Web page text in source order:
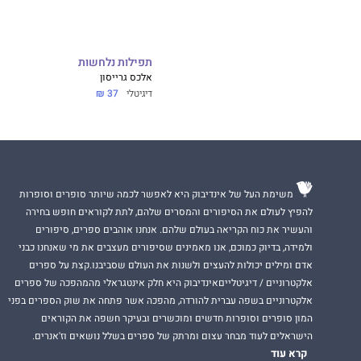
תפילות נלחשות
אלכס גרייסון
דיגיטלי 37 ₪
משימת העל של אינדיבוק היא לאפשר לכמה שיותר סופרים וסופרות
להפיץ לעולם את הסיפורים והמסרים שלהם, לתת לקוראים חופש בחירה
והעשיר את כוח הקריאה בעולם שלהם. אנחנו אוהבים ספרים, סיפורים
ולמידה, בדיוק כמוכם, אנו מאמינים שסיפורים מעצבים את מי שאנחנו כבני
אדם ומילים יכולות להעצים ולשנות את העולם שסביבנו.קצת על ספרים
אלקטרוניים / דיגיטלייםאינדיבוק היא חלק אינטגראלי מהמהפכה של ספרים
אלקטרוניים בשפה עברית להורדה, מהפכה אשר פתחה את שוק הספרים בפני
המון סופרים וסופרות חדשים ומוכשרים ובעיקר חשפה את הקוראים
הישראלים לעוד מבחר עצום ומרתק של ספרים בשלל נושאים וז'אנרים.
קרא עוד